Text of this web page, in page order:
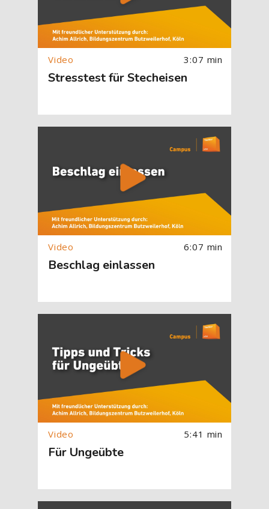
3:07 min
Stresstest für Stecheisen
[Cocoon] About (Text with Image) überspringen
6:07 min
Beschlag einlassen
[Cocoon] About (Text with Image) überspringen
5:41 min
Für Ungeübte